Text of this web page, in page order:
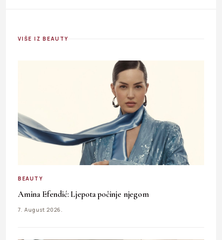
VIŠE IZ BEAUTY
BEAUTY
Amina Efendić: Ljepota počinje njegom
7. August 2026.